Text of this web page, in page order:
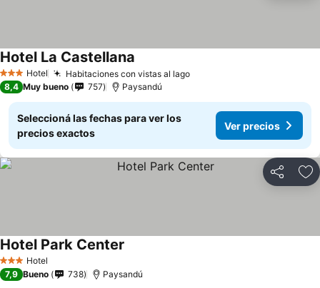
3 Estrellas
Hotel Habitaciones con vistas al lagoVer precios
Hotel La Castellana
8,4 Muy bueno 757 Paysandú
Seleccioná las fechas para ver los
precios exactos
Ver precios
Compartir
3 Estrellas
Hotel
Hotel Park Center
7,9 Bueno 738 Paysandú